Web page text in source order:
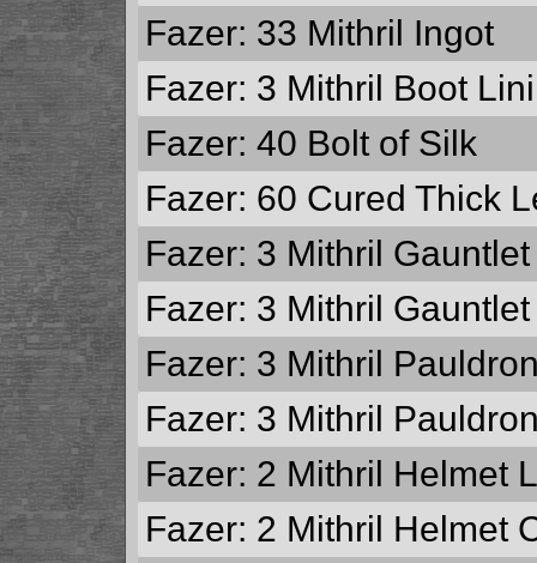
Fazer: 33 Mithril Ingot
Fazer: 3 Mithril Boot
Fazer: 40 Bolt of Silk
Fazer: 60 Cured Thick
Fazer: 3 Mithril
Fazer: 3 Mithril
Fazer: 3 Mithril
Fazer: 3 Mithril
Fazer: 2 Mithril Helmet
Fazer: 2 Mithril Helmet